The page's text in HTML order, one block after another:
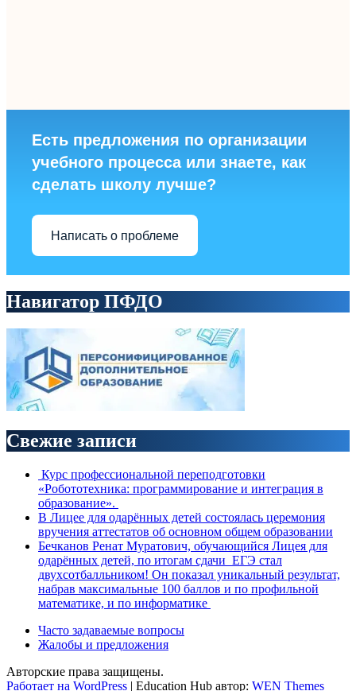
Есть предложения по организации
учебного процесса или знаете, как
сделать школу лучше?
Написать о проблеме
Навигатор ПФДО
Свежие записи
Курс профессиональной переподготовки
«Робототехника: программирование и интеграция в
образование».
В Лицее для одарённых детей состоялась церемония
вручения аттестатов об основном общем образовании
Бечканов Ренат Муратович, обучающийся Лицея для
одарённых детей, по итогам сдачи ЕГЭ стал
двухсотбалльником! Он показал уникальный результат,
набрав максимальные 100 баллов и по профильной
математике, и по информатике
Часто задаваемые вопросы
Жалобы и предложения
Авторские права защищены.
Работает на WordPress | Education Hub автор: WEN Themes